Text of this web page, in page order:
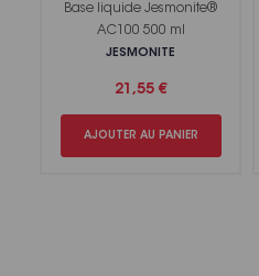
Base liquide Jesmonite®
AC100 500 ml
JESMONITE
21,55 €
AJOUTER AU PANIER